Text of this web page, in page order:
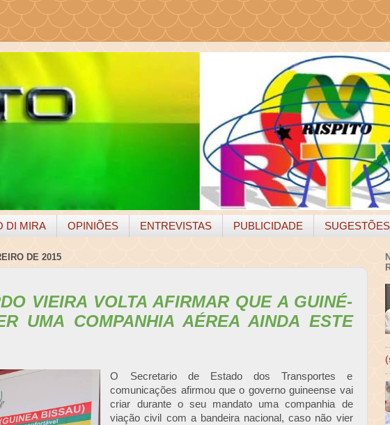
DI MIRA OPINIÕES ENTREVISTAS PUBLICIDADE SUGESTÕES
DE 2015
VIEIRA VOLTA AFIRMAR QUE A GUINÉ-
UMA COMPANHIA AÉREA AINDA ESTE
O Secretario de Estado dos Transportes e
comunicações afirmou que o governo guineense vai
criar durante o seu mandato uma companhia de
viação civil com a bandeira nacional, caso não vier